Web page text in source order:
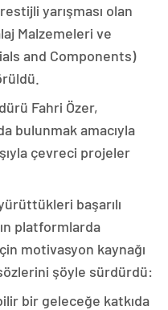
yarışması olan
Malzemeleri ve
and Components)
Fahri Özer,
bulunmak amacıyla
çevreci projeler
başarılı
platformlarda
motivasyon kaynağı
şöyle sürdürdü:
bir geleceğe katkıda